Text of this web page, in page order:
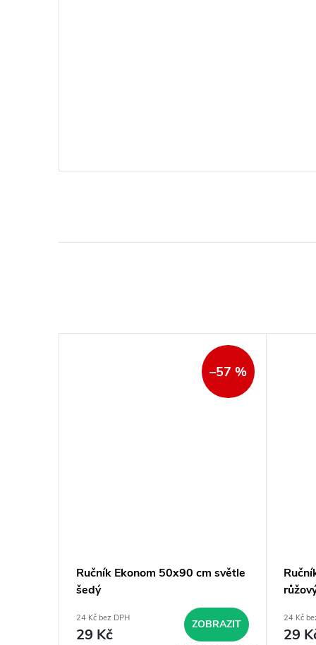
–57 %
Ručník Ekonom 50x90 cm světle
šedý
24 Kč bez DPH
29 Kč
ZOBRAZIT 24 Kč
29